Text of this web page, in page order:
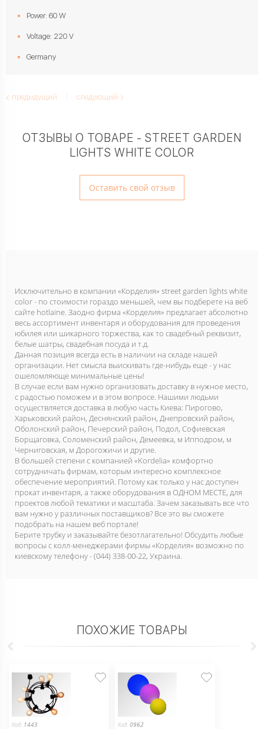
Power: 60 W
Voltage: 220 V
Germany
предыдущий следующий
ОТЗЫВЫ О ТОВАРЕ - STREET GARDEN
LIGHTS WHITE COLOR
Оставить свой отзыв
Исключительно в компании «Корделия» street garden lights white
color - по стоимости гораздо меньшей, чем вы подберете на веб
сайте hotlaine. Заодно фирма «Корделия» предлагает абсолютно
весь ассортимент инвентаря и оборудования для проведения
юбилея или шикарного торжества, как то свадебный реквизит,
белые шатры, свадебная посуда и т.д.
Данная позиция всегда есть в наличии на складе нашей
организации. Нет смысла выискивать где-нибудь еще - у нас
ошеломляюще минимальные цены!
В случае если вам нужно организовать доставку в нужное место,
с радостью поможем и в этом вопросе. Нашими людьми
осуществляется доставка в любую часть Киева: Пирогово,
Харьковский район, Деснянский район, Днепровский район,
Оболонский район, Печерский район, Подол, Софиевская
Борщаговка, Соломенский район, Демеевка, м Ипподром, м
Черниговская, м Дорогожичи и другие.
В большей степени с компанией «Kordelia» комфортно
сотрудничать фирмам, которым интересно комплексное
обеспечение мероприятий. Потому как только у нас доступен
прокат инвентаря, а также оборудования в ОДНОМ МЕСТЕ, для
проектов любой тематики и масштаба. Зачем заказывать все что
вам нужно у различных поставщиков? Все это вы сможете
подобрать на нашем веб портале!
Берите трубку и заказывайте безотлагательно! Обсудить любые
вопросы с колл-менеджерами фирмы «Корделия» возможно по
киевскому телефону - (044) 338-00-22, Украина.
ПОХОЖИЕ ТОВАРЫ
Код: 1443 Код: 0962